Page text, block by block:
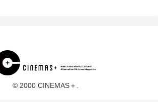
© 2000 CINEMAS＋.